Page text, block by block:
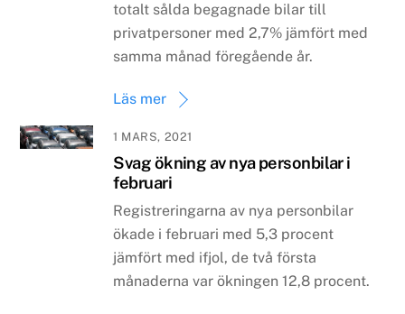
totalt sålda begagnade bilar till
privatpersoner med 2,7% jämfört med
samma månad föregående år.
Läs mer
1 MARS, 2021
Svag ökning av nya personbilar i
februari
Registreringarna av nya personbilar
ökade i februari med 5,3 procent
jämfört med ifjol, de två första
månaderna var ökningen 12,8 procent.